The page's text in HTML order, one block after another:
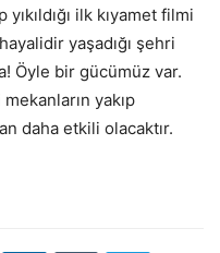
ilk kıyamet filmi
yaşadığı şehri
Öyle bir gücümüz var.
yakıp
daha etkili olacaktır.